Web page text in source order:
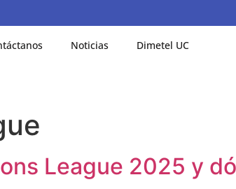
Noticias Dimetel UC
League 2025 y